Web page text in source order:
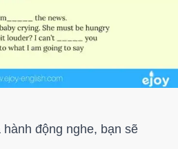
động nghe, bạn sẽ